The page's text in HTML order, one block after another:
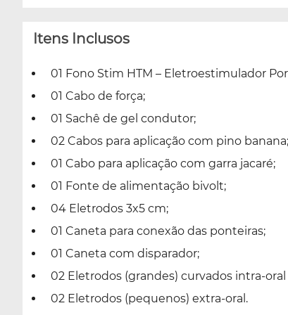
Itens Inclusos
01 Fono Stim HTM – Eletroestimulador
01 Cabo de força;
01 Sachê de gel condutor;
02 Cabos para aplicação com pino banana;
01 Cabo para aplicação com garra jacaré;
01 Fonte de alimentação bivolt;
04 Eletrodos 3x5 cm;
01 Caneta para conexão das ponteiras;
01 Caneta com disparador;
02 Eletrodos (grandes) curvados intra-
02 Eletrodos (pequenos) extra-oral.